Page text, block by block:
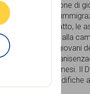
di
milione di
di fatto, le
vita alla
e i giovani
da mesi. Il
"Modifiche